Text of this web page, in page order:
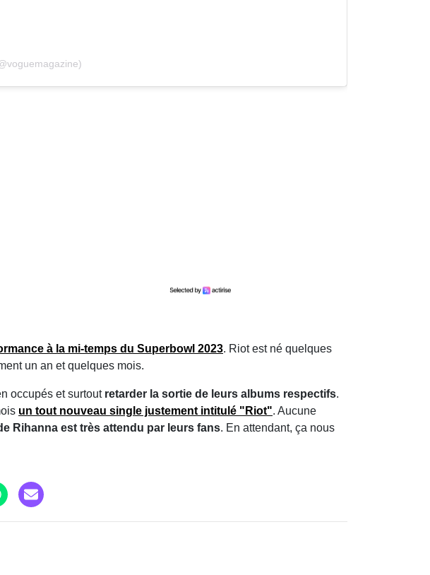
à la mi-temps du Superbowl 2023. Riot est né quelques
un an et quelques mois.
occupés et surtoutretarder la sortie de leurs albums respectifs.
un tout nouveau single justement intitulé "Riot". Aucune
Rihanna est très attendu par leurs fans. En attendant, ça nous